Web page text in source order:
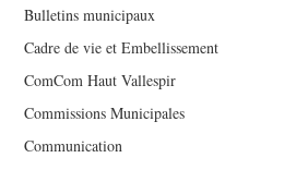
Bulletins municipaux
Cadre de vie et Embellissement
ComCom Haut Vallespir
Commissions Municipales
Communication